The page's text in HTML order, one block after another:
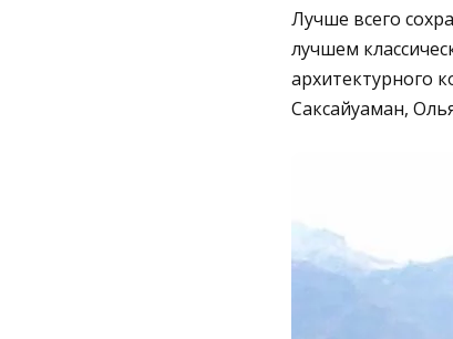
Лучше всего
лучшем
архитектурного
Саксайуаман,